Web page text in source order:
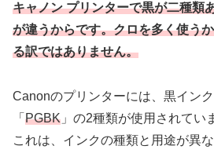
キャノン プリンターで黒が二種類
が違うからです。クロを多く使う
る訳ではありません。
Canonのプリンターには、黒インク
「 PGBK 」の2種類が使用されてい
これは、インクの種類と用途が異な